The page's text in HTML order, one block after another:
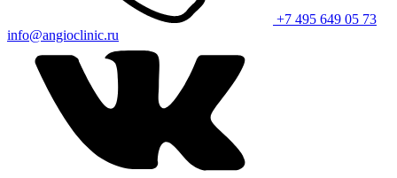
+7 495 649 05 73
info@angioclinic.ru